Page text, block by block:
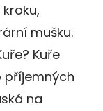
mušku.
Kuře
příjemných
na